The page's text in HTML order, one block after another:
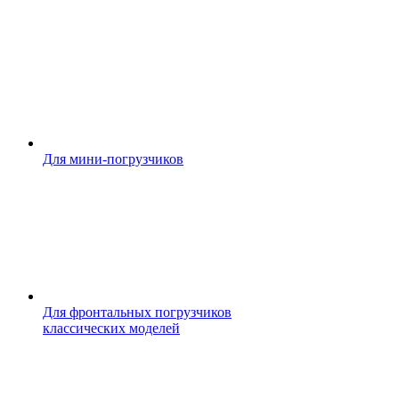
Для мини-погрузчиков
Для фронтальных погрузчиков
классических моделей